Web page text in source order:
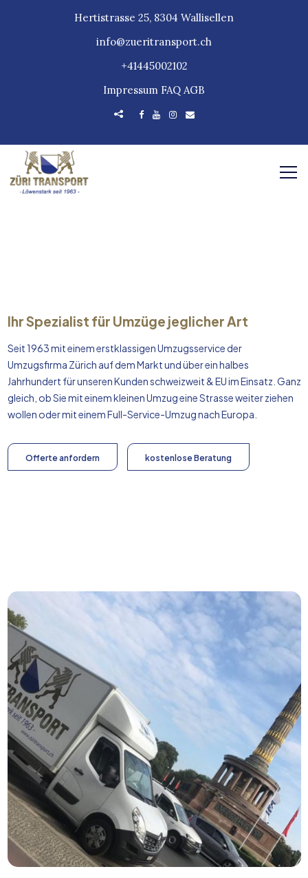
Hertistrasse 25, 8304 Wallisellen
info@zueritransport.ch
+41445002102
Impressum FAQ AGB
Ihr Spezialist für Umzüge jeglicher Art
Seit 1963 mit einem erstklassigen Umzugsservice der
Umzugsfirma Zürich auf dem Markt und über ein halbes
Jahrhundert für unseren Kunden schweizweit & EU im Einsatz. Ganz
gleich, ob Sie mit einem kleinen Umzug eine Strasse weiter ziehen
wollen oder mit einem Full-Service-Umzug nachEuropa
Offerte anfordern kostenlose Beratung